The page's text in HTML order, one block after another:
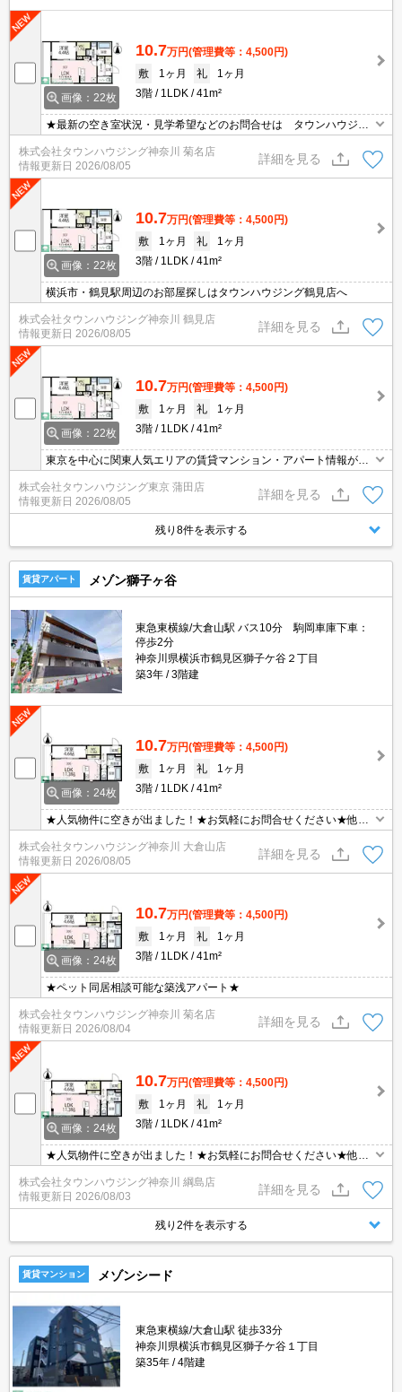
画像：22枚
10.7万円(管理費等：4,500円)
敷
1ヶ月 礼
1ヶ月
3階
1LDK 41m²
★最新の空き室状況・見学希望などのお問合せは タウンハウジン
グまでお気軽に♪★
株式会社タウンハウジング神奈川 菊名店
情報更新日 2026/08/05
詳細を見る
画像：22枚
10.7万円(管理費等：4,500円)
敷
1ヶ月 礼
1ヶ月
3階
1LDK 41m²
横浜市・鶴見駅周辺のお部屋探しはタウンハウジング鶴見店へ
株式会社タウンハウジング神奈川 鶴見店
情報更新日 2026/08/05
詳細を見る
画像：22枚
10.7万円(管理費等：4,500円)
敷
1ヶ月 礼
1ヶ月
3階
1LDK 41m²
東京を中心に関東人気エリアの賃貸マンション・アパート情報が豊
富！創業46年 直営140店舗以上の 独自のネットワークで最適なマン
ション・アパートをお探しします！
株式会社タウンハウジング東京 蒲田店
情報更新日 2026/08/05
詳細を見る
残り8件を表示する
賃貸アパート メゾン獅子ヶ谷
東急東横線/大倉山駅 バス10分 駒岡車庫下車：
停歩2分
神奈川県横浜市鶴見区獅子ケ谷２丁目
築3年
3階建
画像：24枚
10.7万円(管理費等：4,500円)
敷
1ヶ月 礼
1ヶ月
3階
1LDK 41m²
★人気物件に空きが出ました！★お気軽にお問合せください★他社
様の物件も含めて気になる物件はまとめてご紹介可能です！★ZOO
Mでのご相談も承ります★
株式会社タウンハウジング神奈川 大倉山店
情報更新日 2026/08/05
詳細を見る
画像：24枚
10.7万円(管理費等：4,500円)
敷
1ヶ月 礼
1ヶ月
3階
1LDK 41m²
★ペット同居相談可能な築浅アパート★
株式会社タウンハウジング神奈川 菊名店
情報更新日 2026/08/04
詳細を見る
画像：24枚
10.7万円(管理費等：4,500円)
敷
1ヶ月 礼
1ヶ月
3階
1LDK 41m²
★人気物件に空きが出ました！★お気軽にお問合せください★他社
様の物件も含めて気になる物件はまとめてご紹介可能です！★ZOO
Mでのご相談も承ります★
株式会社タウンハウジング神奈川 綱島店
情報更新日 2026/08/03
詳細を見る
残り2件を表示する
賃貸マンション メゾンシード
東急東横線/大倉山駅 徒歩33分
神奈川県横浜市鶴見区獅子ケ谷１丁目
築35年
4階建